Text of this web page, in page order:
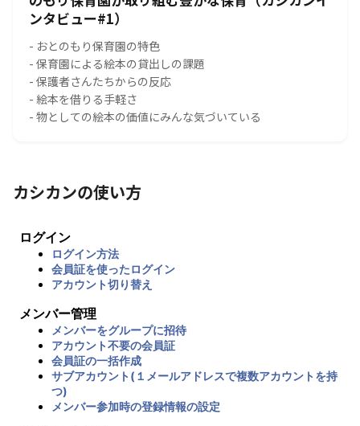
ンタビュー#1）
- おとのもり保育園の特色
- 保育園による絵本の貸出しの課題
- 保護者さんたちからの反応
- 絵本を借りる手軽さ
- 物としての絵本の価値にみんな気づいている
カシカンの使い方
ログイン
ログイン方法
会員証を使ったログイン
アカウント切り替え
メンバー管理
メンバーをグループに招待
アカウント不要の会員証
会員証の一括作成
サブアカウント(１メールアドレスで複数アカウントを持
つ)
メンバー参加時の登録情報の設定